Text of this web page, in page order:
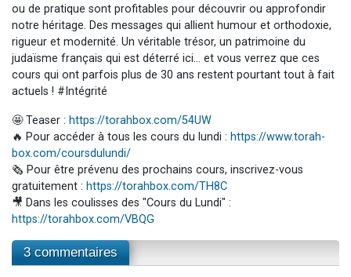
ou de pratique sont profitables pour découvrir ou approfondir
notre héritage. Des messages qui allient humour et orthodoxie,
rigueur et modernité. Un véritable trésor, un patrimoine du
judaïsme français qui est déterré ici… et vous verrez que ces
cours qui ont parfois plus de 30 ans restent pourtant tout à fait
actuels ! #Intégrité
🤩 Teaser : https://torahbox.com/54UW
🔥 Pour accéder à tous les cours du lundi : https://www.torah-
box.com/coursdulundi/
🗞️ Pour être prévenu des prochains cours, inscrivez-vous
gratuitement : https://torahbox.com/TH8C
🎥 Dans les coulisses des "Cours du Lundi" :
https://torahbox.com/VBQG
3 commentaires